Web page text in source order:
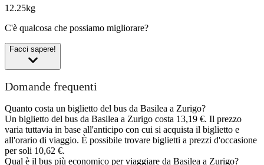
12.25kg
C'è qualcosa che possiamo migliorare?
Facci sapere!
Domande frequenti
Quanto costa un biglietto del bus da Basilea a Zurigo?
Un biglietto del bus da Basilea a Zurigo costa 13,19 €. Il prezzo
varia tuttavia in base all'anticipo con cui si acquista il biglietto e
all'orario di viaggio. È possibile trovare biglietti a prezzi d'occasione
per soli 10,62 €.
Qual è il bus più economico per viaggiare da Basilea a Zurigo?